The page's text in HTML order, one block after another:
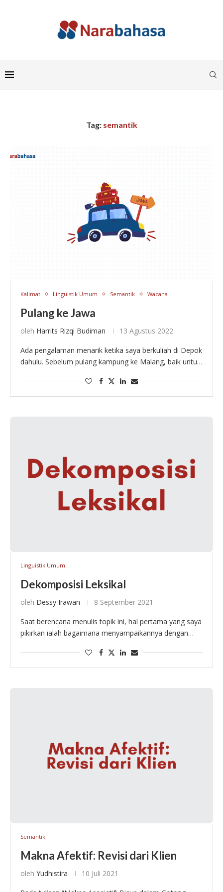
Tag: semantik
Kalimat Linguistik Umum Semantik Wacana
Pulang ke Jawa
oleh Harrits Rizqi Budiman 13 Agustus 2022
Ada pengalaman menarik ketika saya berkuliah di Depok
dahulu. Sebelum pulang kampung ke Malang, baik untuk
Lebaran, saya biasa ditanya oleh beberapa teman yang
berdomisili …
Linguistik Umum
Dekomposisi Leksikal
oleh Dessy Irawan 8 September 2021
Saat berencana menulis topik ini, hal pertama yang saya
pikirkan ialah bagaimana menyampaikannya dengan
kuliah, saya pun berusaha mati-matian untuk mengerti
dekomposisi leksikal. …
Semantik
Makna Afektif: Revisi dari Klien
oleh Yudhistira 10 Juli 2021